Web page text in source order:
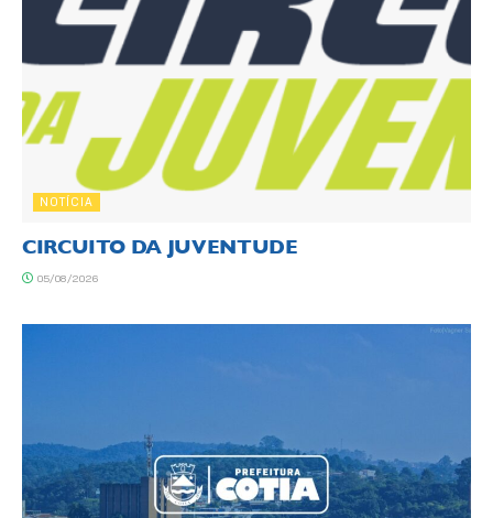
NOTÍCIA
CIRCUITO DA JUVENTUDE
05/08/2026